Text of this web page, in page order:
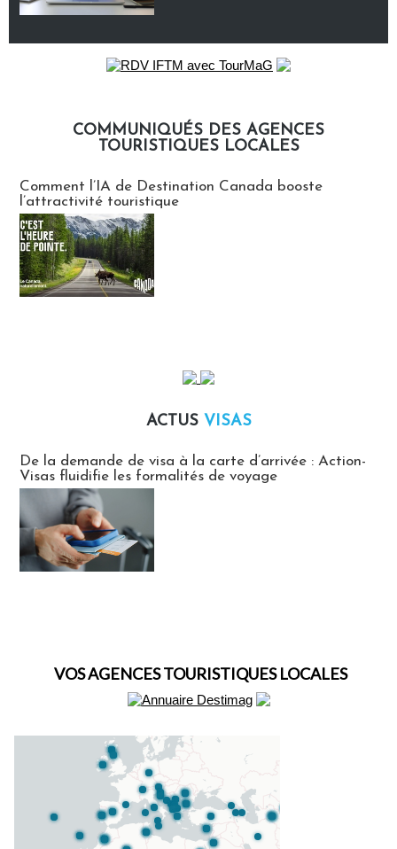
COMMUNIQUÉS DES AGENCES
TOURISTIQUES LOCALES
Comment l’IA de Destination Canada booste
l’attractivité touristique
ACTUS VISAS
De la demande de visa à la carte d’arrivée : Action-
Visas fluidifie les formalités de voyage
VOS AGENCES TOURISTIQUES LOCALES